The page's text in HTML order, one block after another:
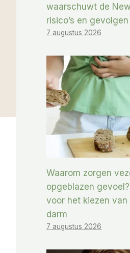
waarschuwt de
risico’s en gevolgen
7 augustus 2026
Waarom zorgen
opgeblazen
voor het kiezen
darm
7 augustus 2026